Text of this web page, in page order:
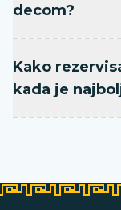
decom?
Kako
kada je